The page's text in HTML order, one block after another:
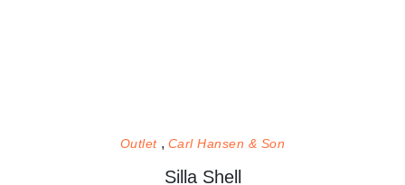
Outlet Carl Hansen & Son
Silla Shell